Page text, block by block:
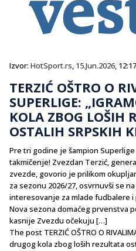
Izvor: HotSport.rs, 15.Jun.2026, 12:17
TERZIĆ OŠTRO O
SUPERLIGE:
KOLA ZBOG LOŠIH
OSTALIH SRPSKIH
Pre tri godine je šampion
takmičenje! Zvezdan Terzić,
zvezde, govorio je prilikom
za sezonu 2026/27, osvrnuvši se
interesovanje za mlade fudbalere
Nova sezona domaćeg prvenstva
kasnije Zvezdu očekuju […]
The post TERZIĆ OŠTRO O
drugog kola zbog loših rezultata